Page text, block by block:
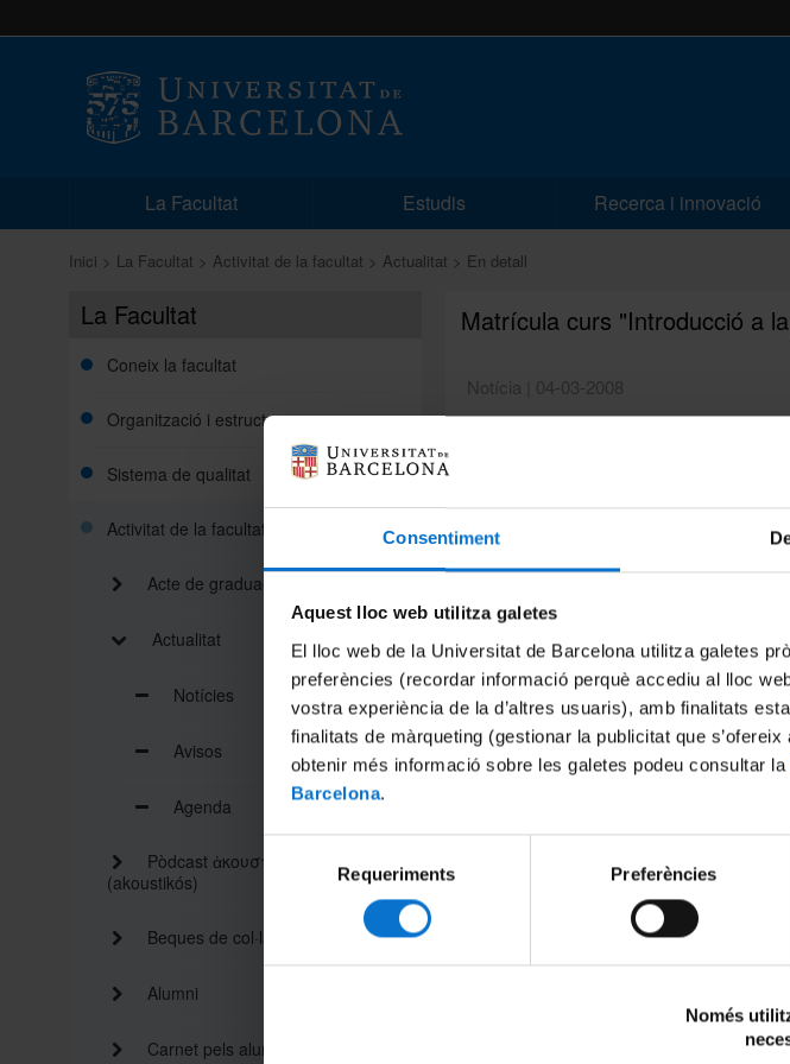
Consentiment
Aquest lloc web utilitza galetes
El lloc web de la Universitat de Barcelona utilitza galetes
preferències (recordar informació perquè accediu al lloc
vostra experiència de la d’altres usuaris), amb finalitats
finalitats de màrqueting (gestionar la publicitat que
obtenir més informació sobre les galetes podeu consultar la
Barcelona.
consentiment
Requeriments Preferències
Només
La Facultat Estudis Recerca i innovació
Inici La Facultat Activitat de la facultat Actualitat En detall
La Facultat
Coneix la facultat
Organització i estructura
Sistema de qualitat
Activitat de la facultat
Acte de graduació
Actualitat
Notícies
Avisos
Agenda
Pòdcast ἀκουστικός
(akoustikós)
Beques de col·laboració
Alumni
Carnet pels alumnes i personal
Matrícula curs "Introducció a
Notícia | 04-03-2008
IMPORT: 30
Aquest curs és susceptible de ser
Comparteix-ho: